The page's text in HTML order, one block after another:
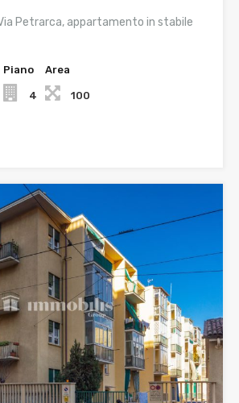
Petrarca, appartamento in stabile
Piano
4
Area
100